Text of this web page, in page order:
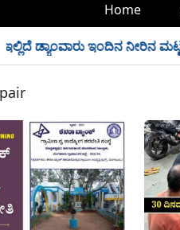
Home
ಡ್ಯಾಂವಾರು ಇಂದಿನ ನೀರಿನ ಮಟ್ಟ!